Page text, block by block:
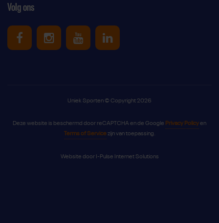
Volg ons
Uniek Sporten op Facebook
Uniek Sporten op Instagram
Uniek Sporten op Youtube
Uniek Sporten op
Uniek Sporten © Copyright 2026
Deze website is beschermd door reCAPTCHA en de Google Privacy Policyen
Terms of Servicezijn van toepassing.
Website door I-Pulse Internet Solutions